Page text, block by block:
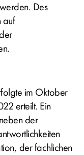
Des
auf
im Oktober
erteilt. Ein
der
der fachlichen